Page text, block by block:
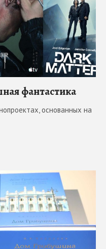
фантастика
основанных на